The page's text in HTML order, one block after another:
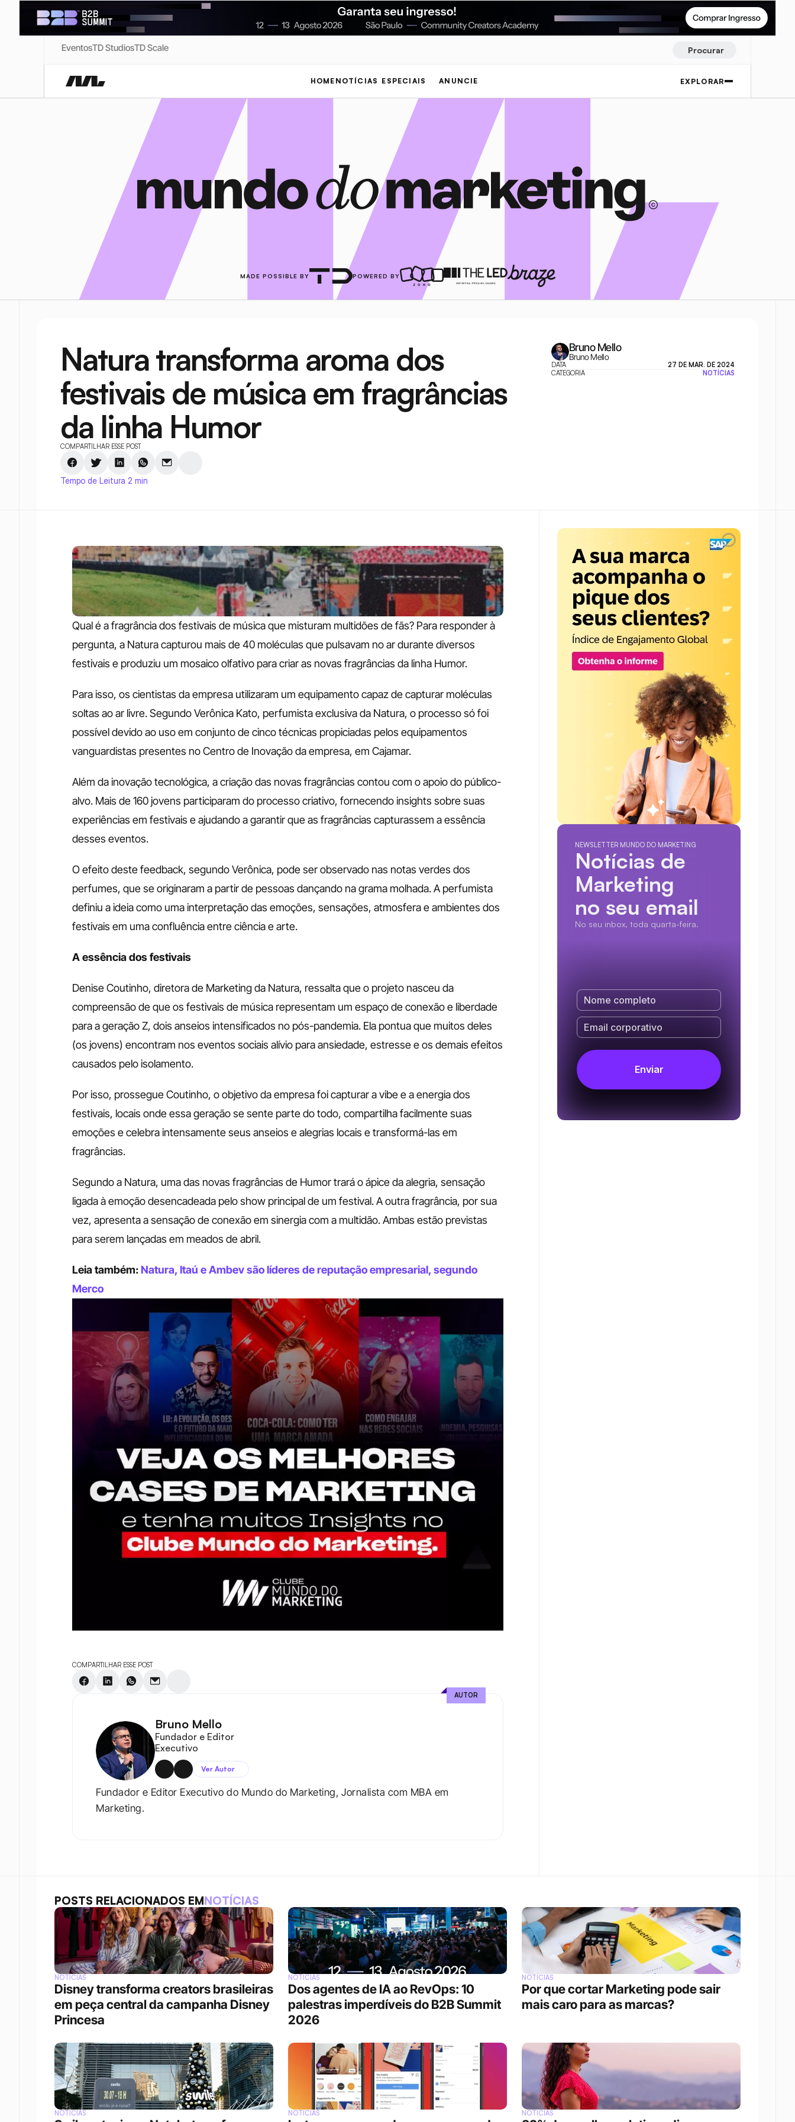
EventosTD StudiosTD Scale Procurar
HOME NOTÍCIAS ESPECIAIS ANUNCIE EXPLORAR
MADE POSSIBLE BY POWERED BY
Natura transforma aroma dos
festivais de música em fragrâncias
da linha Humor
COMPARTILHAR ESSE POST
Tempo de Leitura 2 min
Bruno Mello
Bruno Mello
DATA
27 DE MAR. DE 2024
CATEGORIA
NOTÍCIAS
Qual é a fragrância dos festivais de música que misturam multidões de fãs? Para responder à
pergunta, a Natura capturou mais de 40 moléculas que pulsavam no ar durante diversos
festivais e produziu um mosaico olfativo para criar as novas fragrâncias da linha Humor.
Para isso, os cientistas da empresa utilizaram um equipamento capaz de capturar moléculas
soltas ao ar livre. Segundo Verônica Kato, perfumista exclusiva da Natura, o processo só foi
possível devido ao uso em conjunto de cinco técnicas propiciadas pelos equipamentos
vanguardistas presentes no Centro de Inovação da empresa, em Cajamar.
Além da inovação tecnológica, a criação das novas fragrâncias contou com o apoio do público-
alvo. Mais de 160 jovens participaram do processo criativo, fornecendo insights sobre suas
experiências em festivais e ajudando a garantir que as fragrâncias capturassem a essência
desses eventos.
O efeito deste feedback, segundo Verônica, pode ser observado nas notas verdes dos
perfumes, que se originaram a partir de pessoas dançando na grama molhada. A perfumista
definiu a ideia como uma interpretação das emoções, sensações, atmosfera e ambientes dos
festivais em uma confluência entre ciência e arte.
A essência dos festivais
Denise Coutinho, diretora de Marketing da Natura, ressalta que o projeto nasceu da
compreensão de que os festivais de música representam um espaço de conexão e liberdade
para a geração Z, dois anseios intensificados no pós-pandemia. Ela pontua que muitos deles
(os jovens) encontram nos eventos sociais alívio para ansiedade, estresse e os demais efeitos
causados pelo isolamento.
Por isso, prossegue Coutinho, o objetivo da empresa foi capturar a vibe e a energia dos
festivais, locais onde essa geração se sente parte do todo, compartilha facilmente suas
emoções e celebra intensamente seus anseios e alegrias locais e transformá-las em
fragrâncias.
Segundo a Natura, uma das novas fragrâncias de Humor trará o ápice da alegria, sensação
ligada à emoção desencadeada pelo show principal de um festival. A outra fragrância, por sua
vez, apresenta a sensação de conexão em sinergia com a multidão. Ambas estão previstas
para serem lançadas em meados de abril.
Leia também: Natura, Itaú e Ambev são líderes de reputação empresarial, segundo
Merco
COMPARTILHAR ESSE POST
Bruno Mello
Fundador e Editor
Executivo
Ver Autor
Fundador e Editor Executivo do Mundo do Marketing, Jornalista com MBA em
Marketing.
AUTOR
NEWSLETTER MUNDO DO MARKETING
Notícias de
Marketing
no seu email
No seu inbox, toda quarta-feira.
POSTS RELACIONADOS EMNOTÍCIAS
NOTÍCIAS
Disney transforma creators brasileiras
em peça central da campanha Disney
Princesa
NOTÍCIAS
Dos agentes de IA ao RevOps: 10
palestras imperdíveis do B2B Summit
2026
NOTÍCIAS
Por que cortar Marketing pode sair
mais caro para as marcas?
NOTÍCIAS NOTÍCIAS NOTÍCIAS